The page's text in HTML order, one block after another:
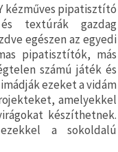
kézműves pipatisztító
textúrák gazdag
egészen az egyedi
pipatisztítók, más
számú játék és
ezeket a vidám
amelyekkel
készíthetnek.
a sokoldalú